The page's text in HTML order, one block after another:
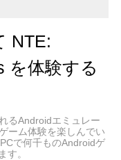
ットのような執
事方法が謎に包
、ひと癖もふた
「ハンカク街」
。様々な住人た
は「番外編」で
の街でたくさん
NTE:
を体験する
るAndroidエミュレー
ーム体験を楽しんでい
で何千ものAndroidゲ
す。